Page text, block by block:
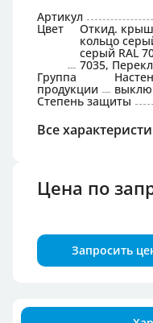
Артикул
Цвет Откид.
кольцо
серый RAL
7035,
Группа
продукции
Степень защиты
Все
Цена по
Запросить